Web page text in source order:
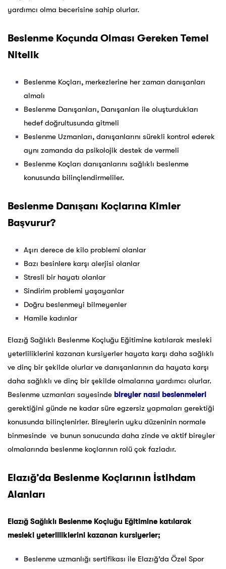
yardımcı olma becerisine sahip olurlar.
Beslenme Koçunda Olması Gereken Temel
Nitelik
Beslenme Koçları, merkezlerine her zaman danışanları
almalı
Beslenme Danışanları, Danışanları ile oluşturdukları
hedef doğrultusunda gitmeli
Beslenme Uzmanları, danışanlarını sürekli kontrol ederek
aynı zamanda da psikolojik destek de vermeli
Beslenme Koçları danışanlarını sağlıklı beslenme
konusunda bilinçlendirmeliler.
Beslenme Danışanı Koçlarına Kimler
Başvurur?
Aşırı derece de kilo problemi olanlar
Bazı besinlere karşı alerjisi olanlar
Stresli bir hayatı olanlar
Sindirim problemi yaşayanlar
Doğru beslenmeyi bilmeyenler
Hamile kadınlar
Elazığ Sağlıklı Beslenme Koçluğu Eğitimine katılarak mesleki
yeterliliklerini kazanan kursiyerler hayata karşı daha sağlıklı
ve dinç bir şekilde olurlar ve danışanlarının da hayata karşı
daha sağlıklı ve dinç bir şekilde olmalarına yardımcı olurlar.
Beslenme uzmanları sayesinde bireyler nasıl beslenmeleri
gerektiğini günde ne kadar süre egzersiz yapmaları gerektiği
konusunda bilinçlenirler. Bireylerin uyku düzeninin normale
binmesinde ve bunun sonucunda daha zinde ve aktif bireyler
olmalarında beslenme koçlarının rolü çok fazladır.
Elazığ’da Beslenme Koçlarının İstihdam
Alanları
Elazığ Sağlıklı Beslenme Koçluğu Eğitimine katılarak
mesleki yeterliliklerini kazanan kursiyerler;
Beslenme uzmanlığı sertifikası ile Elazığ’da Özel Spor